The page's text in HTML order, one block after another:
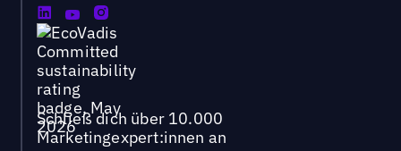
Schließ dich über 10.000
Marketingexpert:innen an